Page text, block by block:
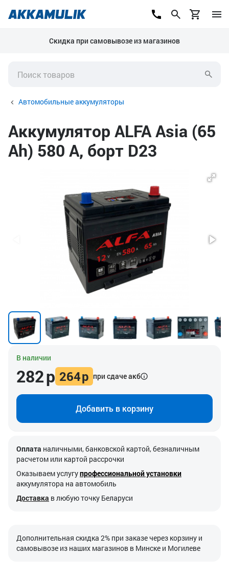
Скидка при самовывозе из магазинов
Автомобильные аккумуляторы
Аккумулятор ALFA Asia (65
Ah) 580 А, борт D23
В наличии
282р 264р при сдаче акб
Добавить в корзину
Оплата наличными, банковской картой, безналичным
расчетом или картой рассрочки
Оказываем услугупрофессиональной установки
аккумулятора на автомобиль
Доставка в любую точку Беларуси
Дополнительная скидка 2% при заказе через корзину и
самовывозе из наших магазинов в Минске и Могилеве